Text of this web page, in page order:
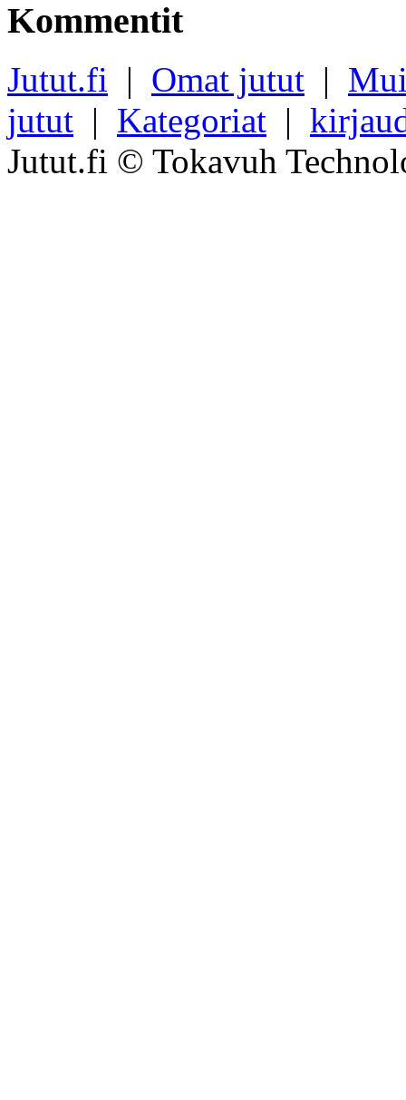
Kommentit
Jutut.fi | Omat jutut |
jutut | Kategoriat |
Jutut.fi © Tokavuh